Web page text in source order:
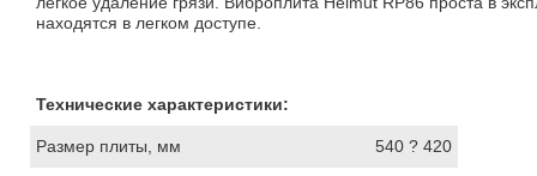
находятся в легком доступе.
Технические характеристики:
Размер плиты, мм 540 ? 420